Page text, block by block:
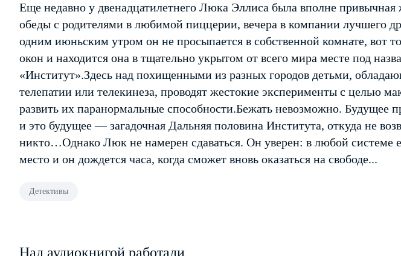
Еще недавно у двенадцатилетнего Люка Эллиса была вполне
обеды с родителями в любимой пиццерии, вечера в компании лучшего
одним июньским утром он не просыпается в собственной комнате, вот
окон и находится она в тщательно укрытом от всего мира месте под
«Институт».Здесь над похищенными из разных городов детьми,
телепатии или телекинеза, проводят жестокие эксперименты с целью
развить их паранормальные способности.Бежать невозможно. Будущее
и это будущее — загадочная Дальняя половина Института, откуда не
никто…Однако Люк не намерен сдаваться. Он уверен: в любой системе
место и он дождется часа, когда сможет вновь оказаться на свободе...
Детективы
Над аудиокнигой работали